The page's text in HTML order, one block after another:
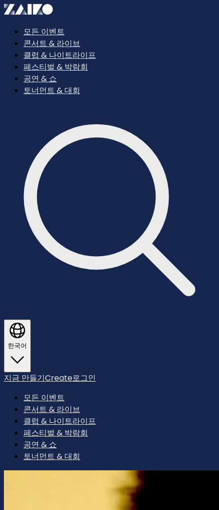
모든 이벤트
콘서트 & 라이브
클럽 & 나이트라이프
페스티벌 & 박람회
공연 & 쇼
토너먼트 & 대회
한국어
지금 만들기Create로그인
모든 이벤트
콘서트 & 라이브
클럽 & 나이트라이프
페스티벌 & 박람회
공연 & 쇼
토너먼트 & 대회